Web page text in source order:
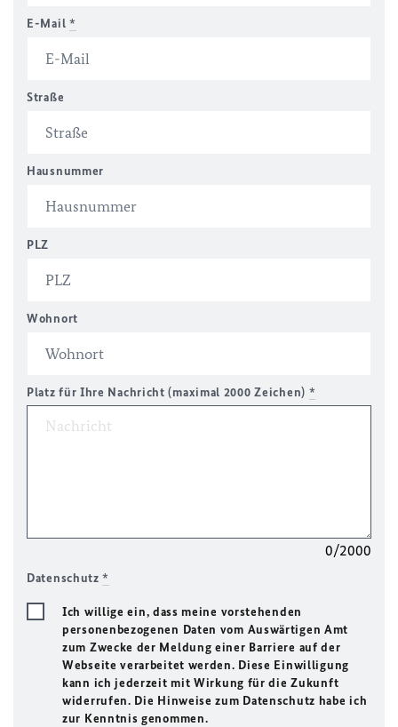
E-Mail *
Straße
Hausnummer
PLZ
Wohnort
Platz für Ihre Nachricht (maximal 2000 Zeichen) *
0/2000
Datenschutz*
Ich willige ein, dass meine vorstehenden
personenbezogenen Daten vom Auswärtigen Amt
zum Zwecke der Meldung einer Barriere auf der
Webseite verarbeitet werden. Diese Einwilligung
kann ich jederzeit mit Wirkung für die Zukunft
widerrufen. Die Hinweise zum Datenschutz habe ich
zur Kenntnis genommen.